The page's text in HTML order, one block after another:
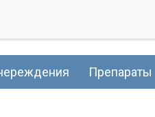
Препараты